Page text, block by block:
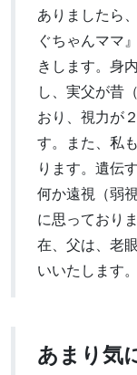
ありましたら
ぐちゃんママ
きします。身
し、実父が昔
おり、視力が
す。また、私
ります。遺伝
何か遠視（弱
に思っており
在、父は、老
いいたします。
あまり気